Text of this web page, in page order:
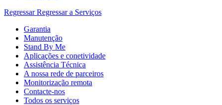
Regressar Regressar a Serviços
Garantia
Manutenção
Stand By Me
Aplicações e conetividade
Assistência Técnica
A nossa rede de parceiros
Monitorização remota
Contacte-nos
Todos os serviços